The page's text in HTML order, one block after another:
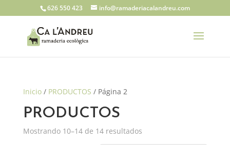
626 550 423 info@ramaderiacalandreu.com
Inicio/ PRODUCTOS / Página 2
PRODUCTOS
Mostrando 10–14 de 14 resultados